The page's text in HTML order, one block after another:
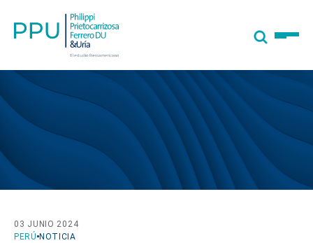
PERÚ NOTICIA
03 JUNIO 2024